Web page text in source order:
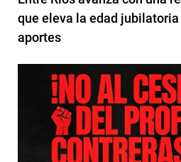
que eleva la edad jubilatoria
aportes